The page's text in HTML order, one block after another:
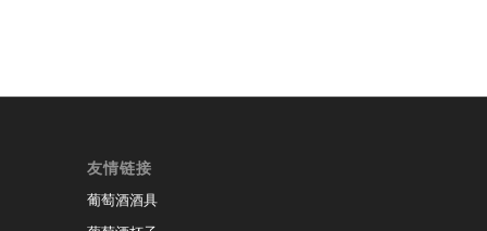
友情链接
葡萄酒酒具